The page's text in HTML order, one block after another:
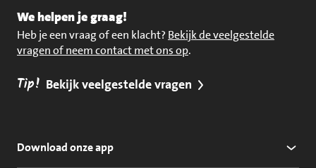
We helpen je graag!
Heb je een vraag of een klacht? Bekijk de veelgestelde
vragen of neem contact met ons op.
Tip! Bekijk veelgestelde vragen
Download onze app